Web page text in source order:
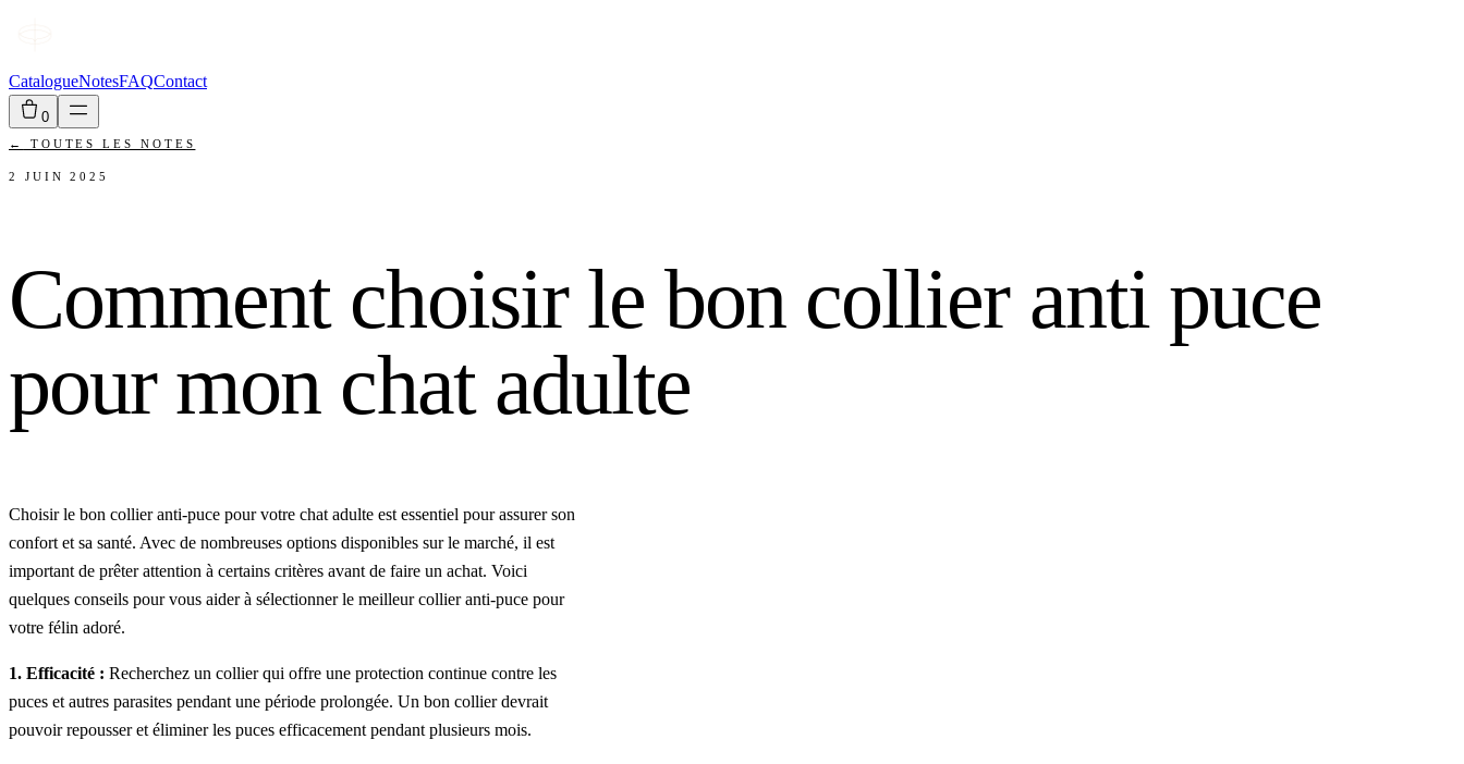
CatalogueNotesFAQContact
0
← TOUTES LES NOTES
2 JUIN 2025
Comment choisir le bon collier anti puce
pour mon chat adulte
Choisir le bon collier anti-puce pour votre chat adulte est essentiel pour assurer son
confort et sa santé. Avec de nombreuses options disponibles sur le marché, il est
important de prêter attention à certains critères avant de faire un achat. Voici
quelques conseils pour vous aider à sélectionner le meilleur collier anti-puce pour
votre félin adoré.
1. Efficacité : Recherchez un collier qui offre une protection continue contre les
puces et autres parasites pendant une période prolongée. Un bon collier devrait
pouvoir repousser et éliminer les puces efficacement pendant plusieurs mois.